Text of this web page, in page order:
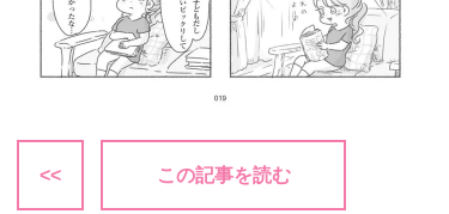
<< この記事を読む